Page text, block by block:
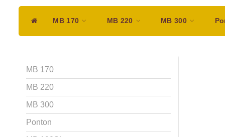
MB 170 MB 220 MB 300
MB 170
MB 220
MB 300
Ponton